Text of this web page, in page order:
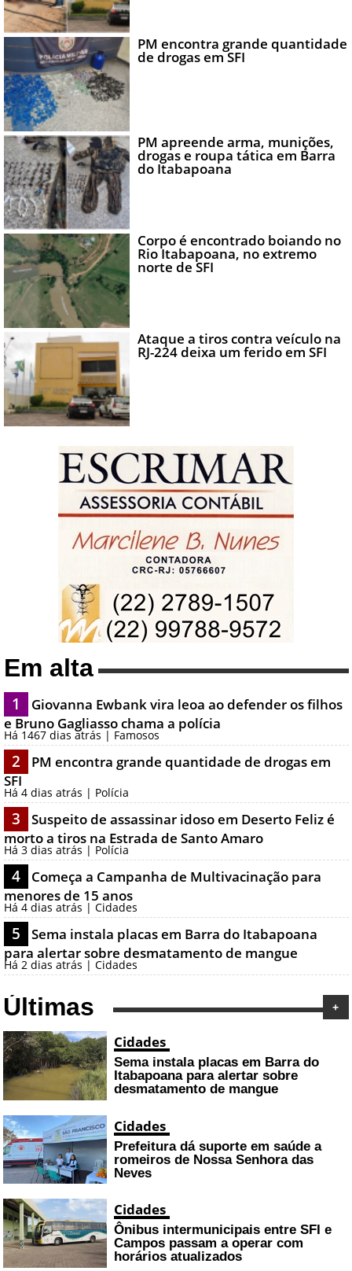
PM encontra grande quantidade
de drogas em SFI
PM apreende arma, munições,
drogas e roupa tática em Barra
do Itabapoana
Corpo é encontrado boiando no
Rio Itabapoana, no extremo
norte de SFI
Ataque a tiros contra veículo na
RJ-224 deixa um ferido em SFI
Em alta
1
Giovanna Ewbank vira leoa ao defender os filhos
e Bruno Gagliasso chama a polícia
Há 1467 dias atrás | Famosos
2
PM encontra grande quantidade de drogas em
SFI
Há 4 dias atrás | Polícia
3
Suspeito de assassinar idoso em Deserto Feliz é
morto a tiros na Estrada de Santo Amaro
Há 3 dias atrás | Polícia
4
Começa a Campanha de Multivacinação para
menores de 15 anos
Há 4 dias atrás | Cidades
5
Sema instala placas em Barra do Itabapoana
para alertar sobre desmatamento de mangue
Há 2 dias atrás | Cidades
Últimas +
Cidades
Sema instala placas em Barra do
Itabapoana para alertar sobre
desmatamento de mangue
Cidades
Prefeitura dá suporte em saúde a
romeiros de Nossa Senhora das
Neves
Cidades
Ônibus intermunicipais entre SFI e
Campos passam a operar com
horários atualizados